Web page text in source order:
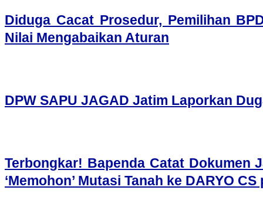
Diduga Cacat Prosedur, Pemilihan
Nilai Mengabaikan Aturan
DPW SAPU JAGAD Jatim Laporkan
​Terbongkar! Bapenda Catat Dokumen
‘Memohon’ Mutasi Tanah ke DARYO